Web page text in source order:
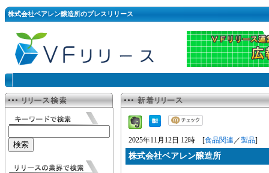
株式会社ベアレン醸造所のプレスリリース
2025年11月12日 12時 [食品関連 ／製品]
株式会社ベアレン醸造所